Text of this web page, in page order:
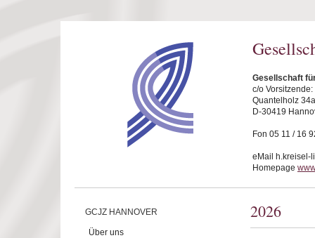
Gesellschaft
c/o
Quantelholz 34a
D-30419
Fon 05 11 / 16
eMail h.kreisel-
Homepage
GCJZ HANNOVER
Über uns
2026